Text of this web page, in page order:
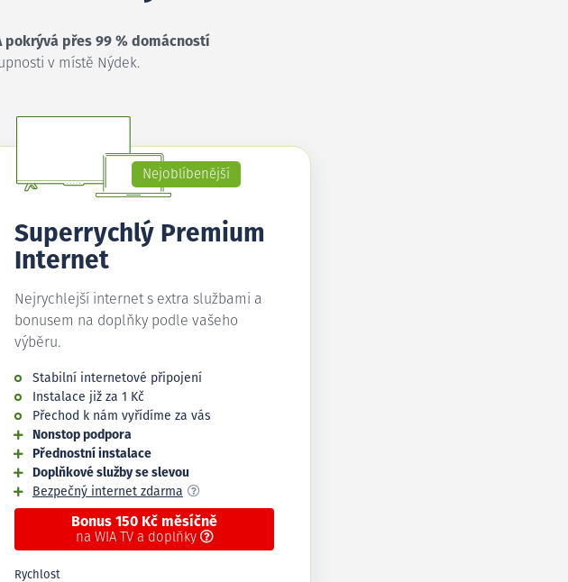
pokrývá přes 99 % domácností
v místě Nýdek.
Nejoblíbenější
Superrychlý Premium
Internet
Nejrychlejší internet s extra službami a
bonusem na doplňky podle vašeho
výběru.
Stabilní internetové připojení
Instalace již za 1 Kč
Přechod k nám vyřídíme za vás
Nonstop podpora
Přednostní instalace
Doplňkové služby se slevou
Bezpečný internet zdarma
Bonus 150 Kč měsíčně
na WIA TV a doplňky
Rychlost